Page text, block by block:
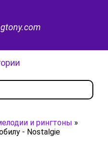
и рингтоны »
- Nostalgie